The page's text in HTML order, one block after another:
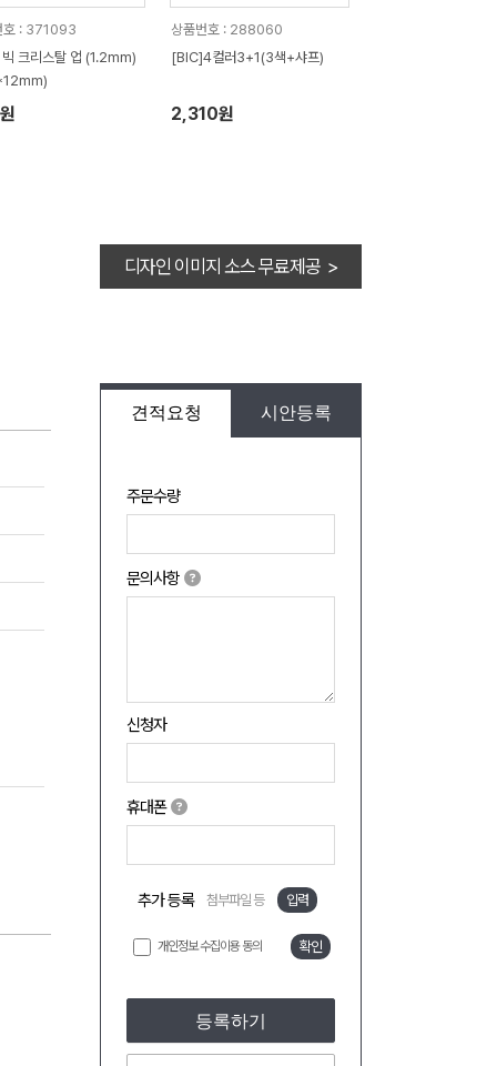
호 : 371093
크리스탈 업 (1.2mm)
상품번호 : 288060
[BIC]4컬러3+1(3색+샤프)
2,310원
디자인 이미지 소스 무료제공 >
견적요청 시안등록
주문수량
문의사항
신청자
휴대폰
추가 등록 첨부파일 등 입력
개인정보 수집이용 동의 확인
등록하기